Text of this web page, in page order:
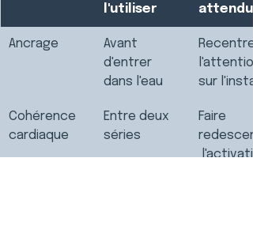
l'utiliser
attendu
Ancrage
Avant
d'entrer
dans l'eau
sur
Cohérence
cardiaque
Entre deux
séries
Faire